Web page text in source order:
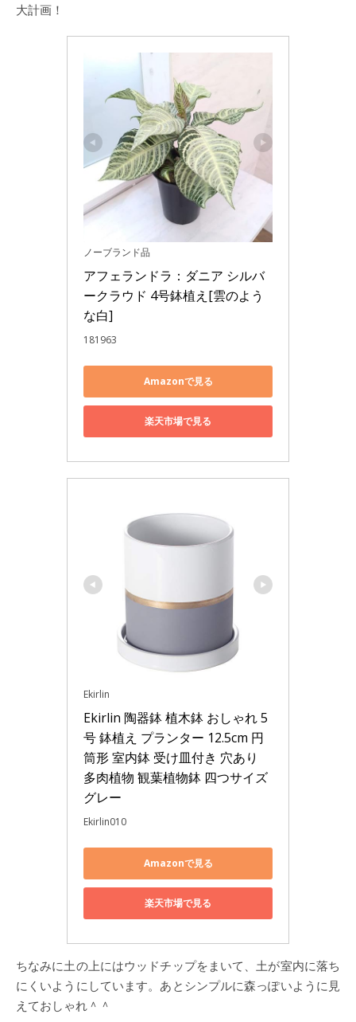
大計画！
ノーブランド品
アフェランドラ：ダニア シルバ
ークラウド 4号鉢植え[雲のよう
な白]
181963
Amazonで見る
楽天市場で見る
Ekirlin
Ekirlin 陶器鉢 植木鉢 おしゃれ 5
号 鉢植え プランター 12.5cm 円
筒形 室内鉢 受け皿付き 穴あり
多肉植物 観葉植物鉢 四つサイズ
グレー
Ekirlin010
Amazonで見る
楽天市場で見る
ちなみに土の上にはウッドチップをまいて、土が室内に落ち
にくいようにしています。あとシンプルに森っぽいように見
えておしゃれ＾＾